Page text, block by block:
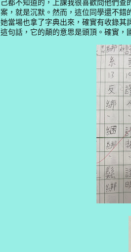
己都不知道的，上課我很喜歡問他們
案，就是沉默。然而，這位同學還不錯
她當場也拿了字典出來，確實有收錄其
這句話，它的顛的意思是頭頂。確實，